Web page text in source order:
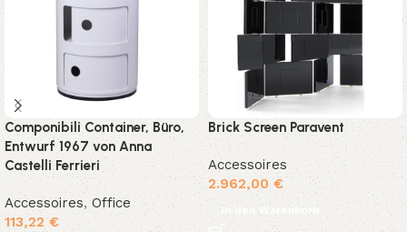
Componibili Container, Büro,
Entwurf 1967 von Anna
Castelli Ferrieri
Accessoires,Office
113,22€
Brick Screen Paravent
Accessoires
2.962,00 €
In den Warenkorb